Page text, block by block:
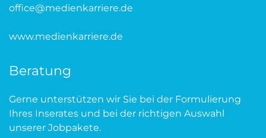
office@medienkarriere.de
www.medienkarriere.de
Beratung
Gerne unterstützen wir Sie bei der Formulierung
Ihres Inserates und bei der richtigen Auswahl
unserer Jobpakete.